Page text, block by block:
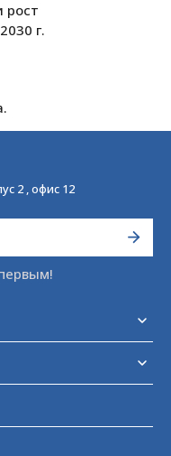
рост
г.
2 , офис 12